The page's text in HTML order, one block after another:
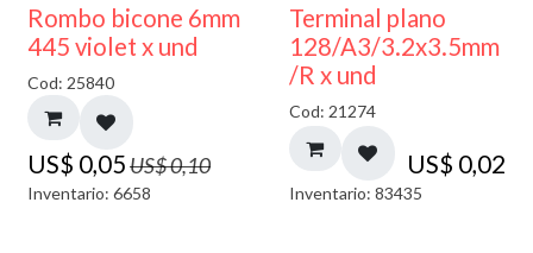
50% DESCUENTO
Rombo bicone 6mm
445 violet x und
Cod: 25840
US$ 0,05US$0,10
Inventario: 6658
Terminal plano
128/A3/3.2x3.5mm
/R x und
Cod: 21274
US$ 0,02
Inventario: 83435